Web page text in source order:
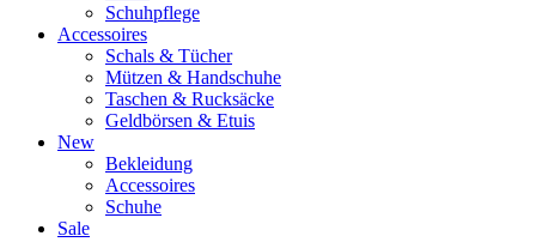
Schuhpflege
Accessoires
Schals & Tücher
Mützen & Handschuhe
Taschen & Rucksäcke
Geldbörsen & Etuis
New
Bekleidung
Accessoires
Schuhe
Sale